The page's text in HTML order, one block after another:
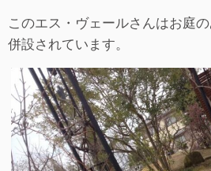
このエス・ヴェールさんはお庭
併設されています。